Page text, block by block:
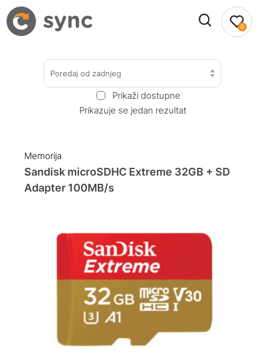
0
Poredaj od zadnjeg
Prikaži dostupne
Prikazuje se jedan rezultat
Memorija
Sandisk microSDHC Extreme 32GB + SD
Adapter 100MB/s